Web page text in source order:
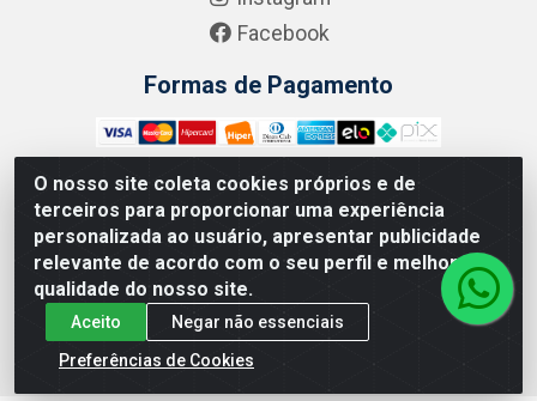
O nosso site coleta cookies próprios e de
terceiros para proporcionar uma experiência
personalizada ao usuário, apresentar publicidade
relevante de acordo com o seu perfil e melhorar a
qualidade do nosso site.
Aceito
Negar não essenciais
Preferências de Cookies
Facebook
Formas de Pagamento
Zero Grau - Rua Jean Emile Favre, 746 - Ipsep,
Recife/PE - CEP 51.190-450 - CNPJ 09.132.989/0001-61